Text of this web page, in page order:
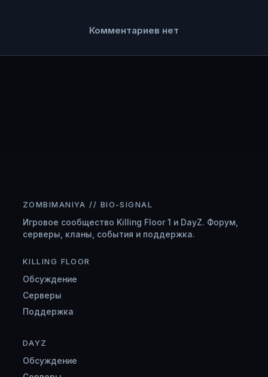
Комментариев нет
ZOMBIMANIYA // BIO-SIGNAL
Игровое сообщество Killing Floor 1 и DayZ. Форум,
серверы, кланы, события и поддержка.
KILLING FLOOR
Обсуждение
Серверы
Поддержка
DAYZ
Обсуждение